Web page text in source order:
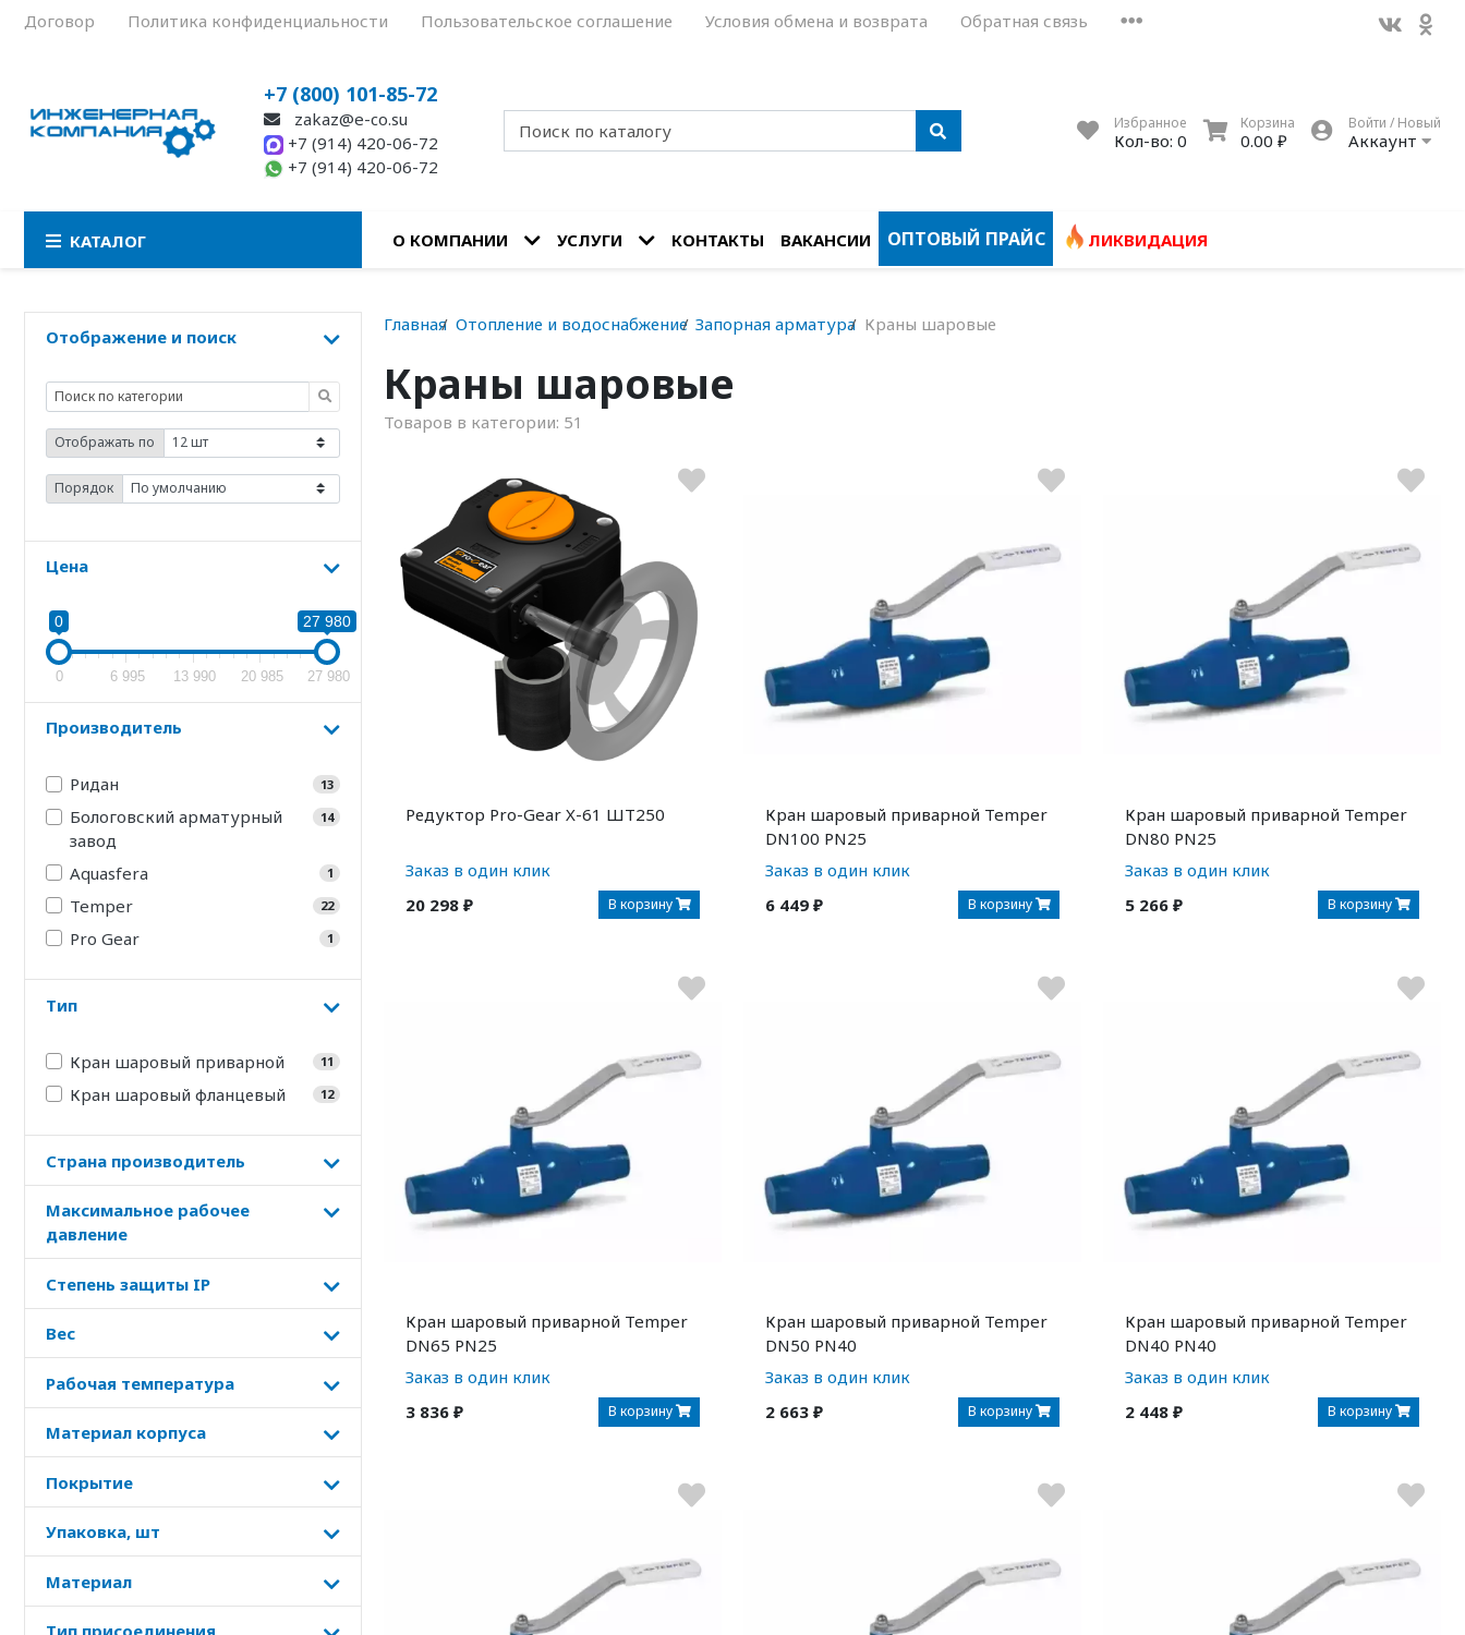
Договор Политика конфиденциальности Пользовательское соглашение Условия обмена и возврата Обратная связь
+7 (800) 101-85-72
zakaz@e-co.su
+7 (914) 420-06-72
+7 (914) 420-06-72
Избранное
Кол-во: 0
Корзина
0.00 ₽
Войти / Новый
Аккаунт
КАТАЛОГ О КОМПАНИИ УСЛУГИ КОНТАКТЫ ВАКАНСИИ ОПТОВЫЙ ПРАЙС ЛИКВИДАЦИЯ
Отображение и поиск
Отображать по
Порядок
Цена
0 27 980
0 6 995 13 990 20 985 27 980
Производитель
Ридан 13
Бологовский арматурный
завод
14
Aquasfera 1
Temper 22
Pro Gear 1
Тип
Кран шаровый приварной 11
Кран шаровый фланцевый 12
Страна производитель
Максимальное рабочее
давление
Степень защиты IP
Вес
Рабочая температура
Материал корпуса
Покрытие
Упаковка, шт
Материал
Тип присоединения
Главная Отопление и водоснабжение Запорная арматура Краны шаровые
Краны шаровые
Товаров в категории: 51
Редуктор Pro-Gear X-61 ШТ250
Заказ в один клик
20 298 ₽
В корзину
Кран шаровый приварной Temper
DN100 PN25
Заказ в один клик
6 449 ₽
В корзину
Кран шаровый приварной Temper
DN80 PN25
Заказ в один клик
5 266 ₽
В корзину
Кран шаровый приварной Temper
DN65 PN25
Заказ в один клик
3 836 ₽
В корзину
Кран шаровый приварной Temper
DN50 PN40
Заказ в один клик
2 663 ₽
В корзину
Кран шаровый приварной Temper
DN40 PN40
Заказ в один клик
2 448 ₽
В корзину